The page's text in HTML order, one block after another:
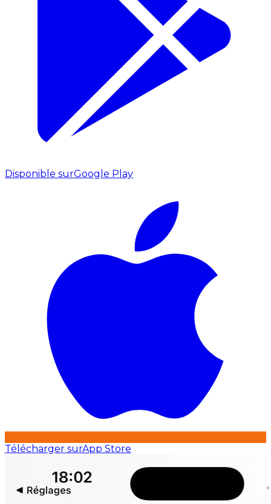
Disponible surGoogle Play
Télécharger surApp Store